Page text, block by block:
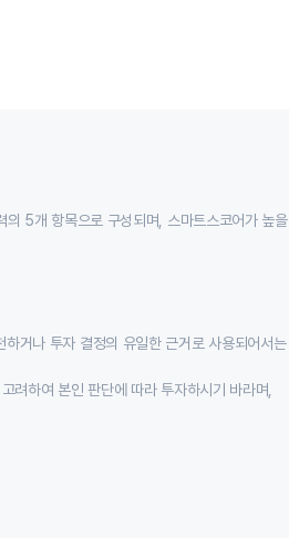
5개 항목으로 구성되며, 스마트스코어가 높을
거나 투자 결정의 유일한 근거로 사용되어서는
려하여 본인 판단에 따라 투자하시기 바라며,